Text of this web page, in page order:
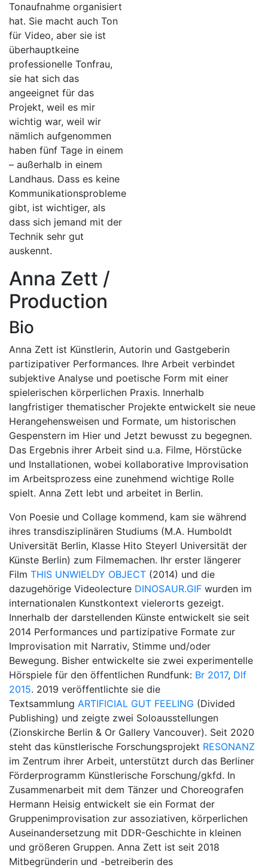
Tonaufnahme organisiert
hat. Sie macht auch Ton
für Video, aber sie ist
überhauptkeine
professionelle Tonfrau,
sie hat sich das
angeeignet für das
Projekt, weil es mir
wichtig war, weil wir
nämlich aufgenommen
haben fünf Tage in einem
– außerhalb in einem
Landhaus. Dass es keine
Kommunikationsprobleme
gibt, ist wichtiger, als
dass sich jemand mit der
Technik sehr gut
auskennt.
Anna Zett /
Production
Bio
Anna Zett ist Künstlerin, Autorin und Gastgeberin
partizipativer Performances. Ihre Arbeit verbindet
subjektive Analyse und poetische Form mit einer
spielerischen körperlichen Praxis. Innerhalb
langfristiger thematischer Projekte entwickelt sie neue
Herangehensweisen und Formate, um historischen
Gespenstern im Hier und Jetzt bewusst zu begegnen.
Das Ergebnis ihrer Arbeit sind u.a. Filme, Hörstücke
und Installationen, wobei kollaborative Improvisation
im Arbeitsprozess eine zunehmend wichtige Rolle
spielt. Anna Zett lebt und arbeitet in Berlin.
Von Poesie und Collage kommend, kam sie während
ihres transdisziplinären Studiums (M.A. Humboldt
Universität Berlin, Klasse Hito Steyerl Universität der
Künste Berlin) zum Filmemachen. Ihr erster längerer
Film THIS UNWIELDY OBJECT (2014) und die
dazugehörige Videolecture DINOSAUR.GIF wurden im
internationalen Kunstkontext vielerorts gezeigt.
Innerhalb der darstellenden Künste entwickelt sie seit
2014 Performances und partizipative Formate zur
Improvisation mit Narrativ, Stimme und/oder
Bewegung. Bisher entwickelte sie zwei experimentelle
Hörspiele für den öffentlichen Rundfunk: Br 2017, Dlf
2015. 2019 veröffentlichte sie die
Textsammlung ARTIFICIAL GUT FEELING (Divided
Publishing) und zeigte zwei Soloausstellungen
(Zionskirche Berlin & Or Gallery Vancouver). Seit 2020
steht das künstlerische Forschungsprojekt RESONANZ
im Zentrum ihrer Arbeit, unterstützt durch das Berliner
Förderprogramm Künstlerische Forschung/gkfd. In
Zusammenarbeit mit dem Tänzer und Choreografen
Hermann Heisig entwickelt sie ein Format der
Gruppenimprovisation zur assoziativen, körperlichen
Auseinandersetzung mit DDR-Geschichte in kleinen
und größeren Gruppen. Anna Zett ist seit 2018
Mitbegründerin und -betreiberin des